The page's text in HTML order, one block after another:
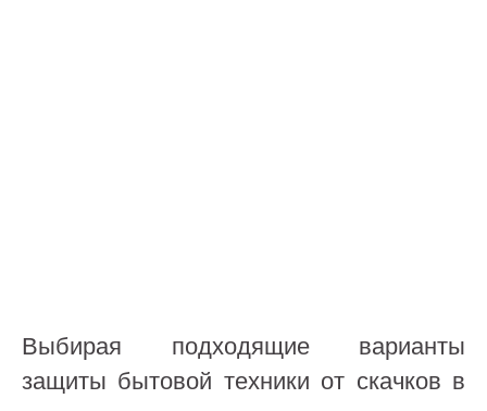
Выбирая подходящие варианты
защиты бытовой техники от скачков в